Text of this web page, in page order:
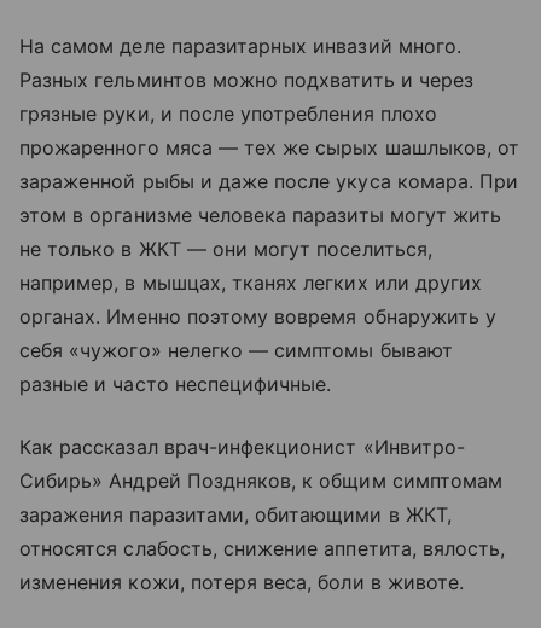
На самом деле паразитарных инвазий много.
Разных гельминтов можно подхватить и через
грязные руки, и после употребления плохо
прожаренного мяса — тех же сырых шашлыков, от
зараженной рыбы и даже после укуса комара. При
этом в организме человека паразиты могут жить
не только в ЖКТ — они могут поселиться,
например, в мышцах, тканях легких или других
органах. Именно поэтому вовремя обнаружить у
себя «чужого» нелегко — симптомы бывают
разные и часто неспецифичные.
Как рассказал врач-инфекционист «Инвитро-
Сибирь» Андрей Поздняков, к общим симптомам
заражения паразитами, обитающими в ЖКТ,
относятся слабость, снижение аппетита, вялость,
изменения кожи, потеря веса, боли в животе.